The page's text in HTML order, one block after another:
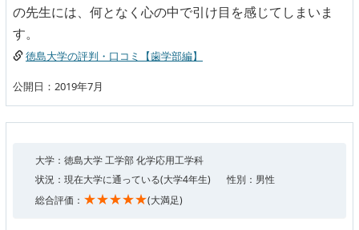
の先生には、何となく心の中で引け目を感じてしまいま
す。
徳島大学の評判・口コミ【歯学部編】
公開日：2019年7月
大学：徳島大学 工学部 化学応用工学科
状況：現在大学に通っている(大学4年生)
性別：男性
総合評価： ★★★★★(大満足)